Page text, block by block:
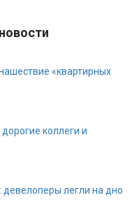
«квартирных
коллеги и
легли на дно